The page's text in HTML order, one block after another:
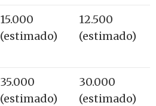
15.000
(estimado)
12.500
(estimado)
35.000
(estimado)
30.000
(estimado)